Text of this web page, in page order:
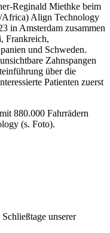
Reginald Miethke beim
Align Technology
in Amsterdam zusammen
Frankreich,
und Schweden.
Zahnspangen
über die
Patienten zuerst
880.000 Fahrrädern
(s. Foto).
unserer